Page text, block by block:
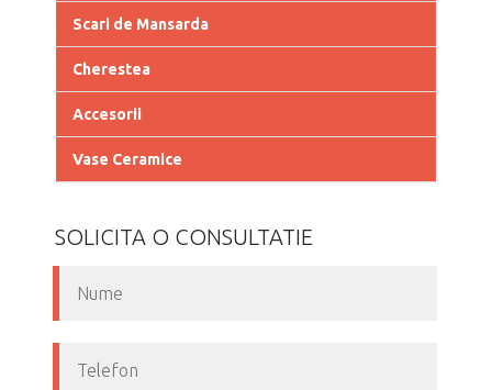
Scari de Mansarda
Cherestea
Accesorii
Vase Ceramice
SOLICITA O CONSULTATIE